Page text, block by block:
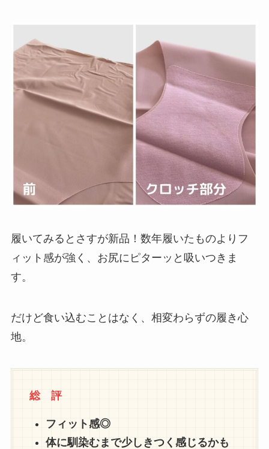
履いてみるとさすが新品！数年履いたものよりフ
ィット感が強く、お尻にピターッと吸いつきま
す。
だけど食い込むことはなく、相変わらずの履き心
地。
総 評
フィット感◎
体に馴染むまで少しきつく感じるかも